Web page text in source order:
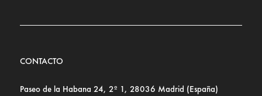
CONTACTO
Paseo de la Habana 24, 2º 1, 28036 Madrid (España)